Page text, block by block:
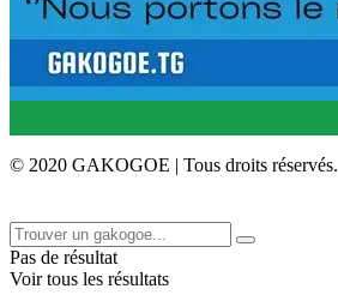
© 2020 GAKOGOE | Tous droits réservés.
Pas de résultat
Voir tous les résultats